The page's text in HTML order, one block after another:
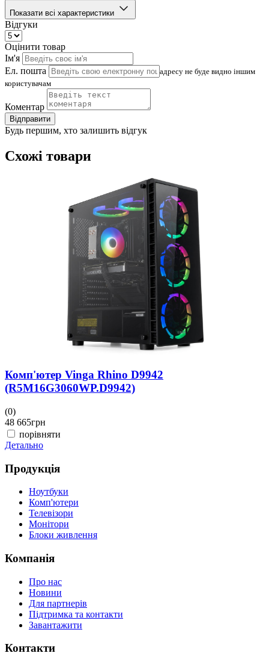
Показати всі характеристики
Відгуки
Оцінити товар
Ім'я
Ел. пошта
адресу не буде видно іншим
користувачам
Коментар
Відправити
Будь першим, хто залишить відгук
Схожі товари
Комп'ютер Vinga Rhino D9942
(R5M16G3060WP.D9942)
(0)
48 665грн
порівняти
Детально
Продукція
Ноутбуки
Комп'ютери
Телевізори
Монітори
Блоки живлення
Компанія
Про нас
Новини
Для партнерів
Підтримка та контакти
Завантажити
Контакти